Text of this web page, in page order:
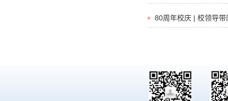
80周年校庆 | 校领导